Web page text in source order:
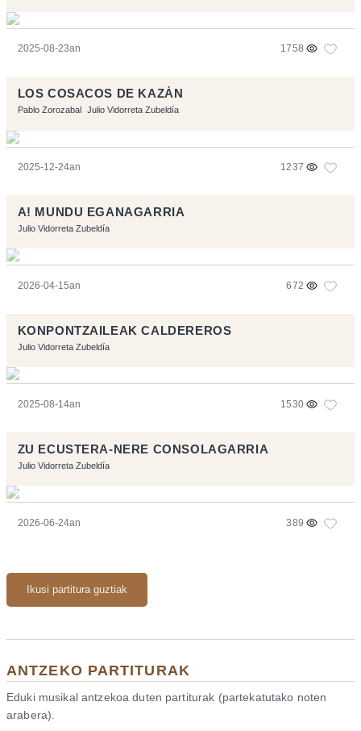
2025-08-23an 1758
LOS COSACOS DE KAZÁN
Pablo Zorozabal Julio Vidorreta Zubeldía
2025-12-24an 1237
A! MUNDU EGANAGARRIA
Julio Vidorreta Zubeldía
2026-04-15an 672
KONPONTZAILEAK CALDEREROS
Julio Vidorreta Zubeldía
2025-08-14an 1530
ZU ECUSTERA-NERE CONSOLAGARRIA
Julio Vidorreta Zubeldía
2026-06-24an 389
Ikusi partitura guztiak
ANTZEKO PARTITURAK
Eduki musikal antzekoa duten partiturak (partekatutako noten
arabera).